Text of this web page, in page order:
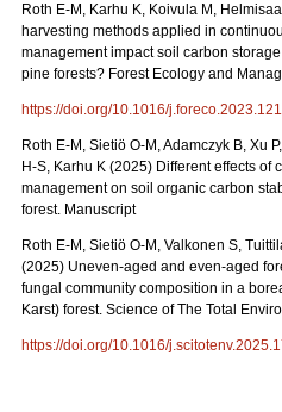
Roth E-M, Karhu K, Koivula M,
harvesting methods applied in
management impact soil carbon
pine forests? Forest Ecology and
https://doi.org/10.1016/
Roth E-M, Sietiö O-M, Adamczyk B, Xu
H-S, Karhu K (2025) Different effects
management on soil organic carbon
forest. Manuscript
Roth E-M, Sietiö O-M, Valkonen S,
(2025) Uneven-aged and even-aged
fungal community composition in a
Karst) forest. Science of The Total
https://doi.org/10.1016/